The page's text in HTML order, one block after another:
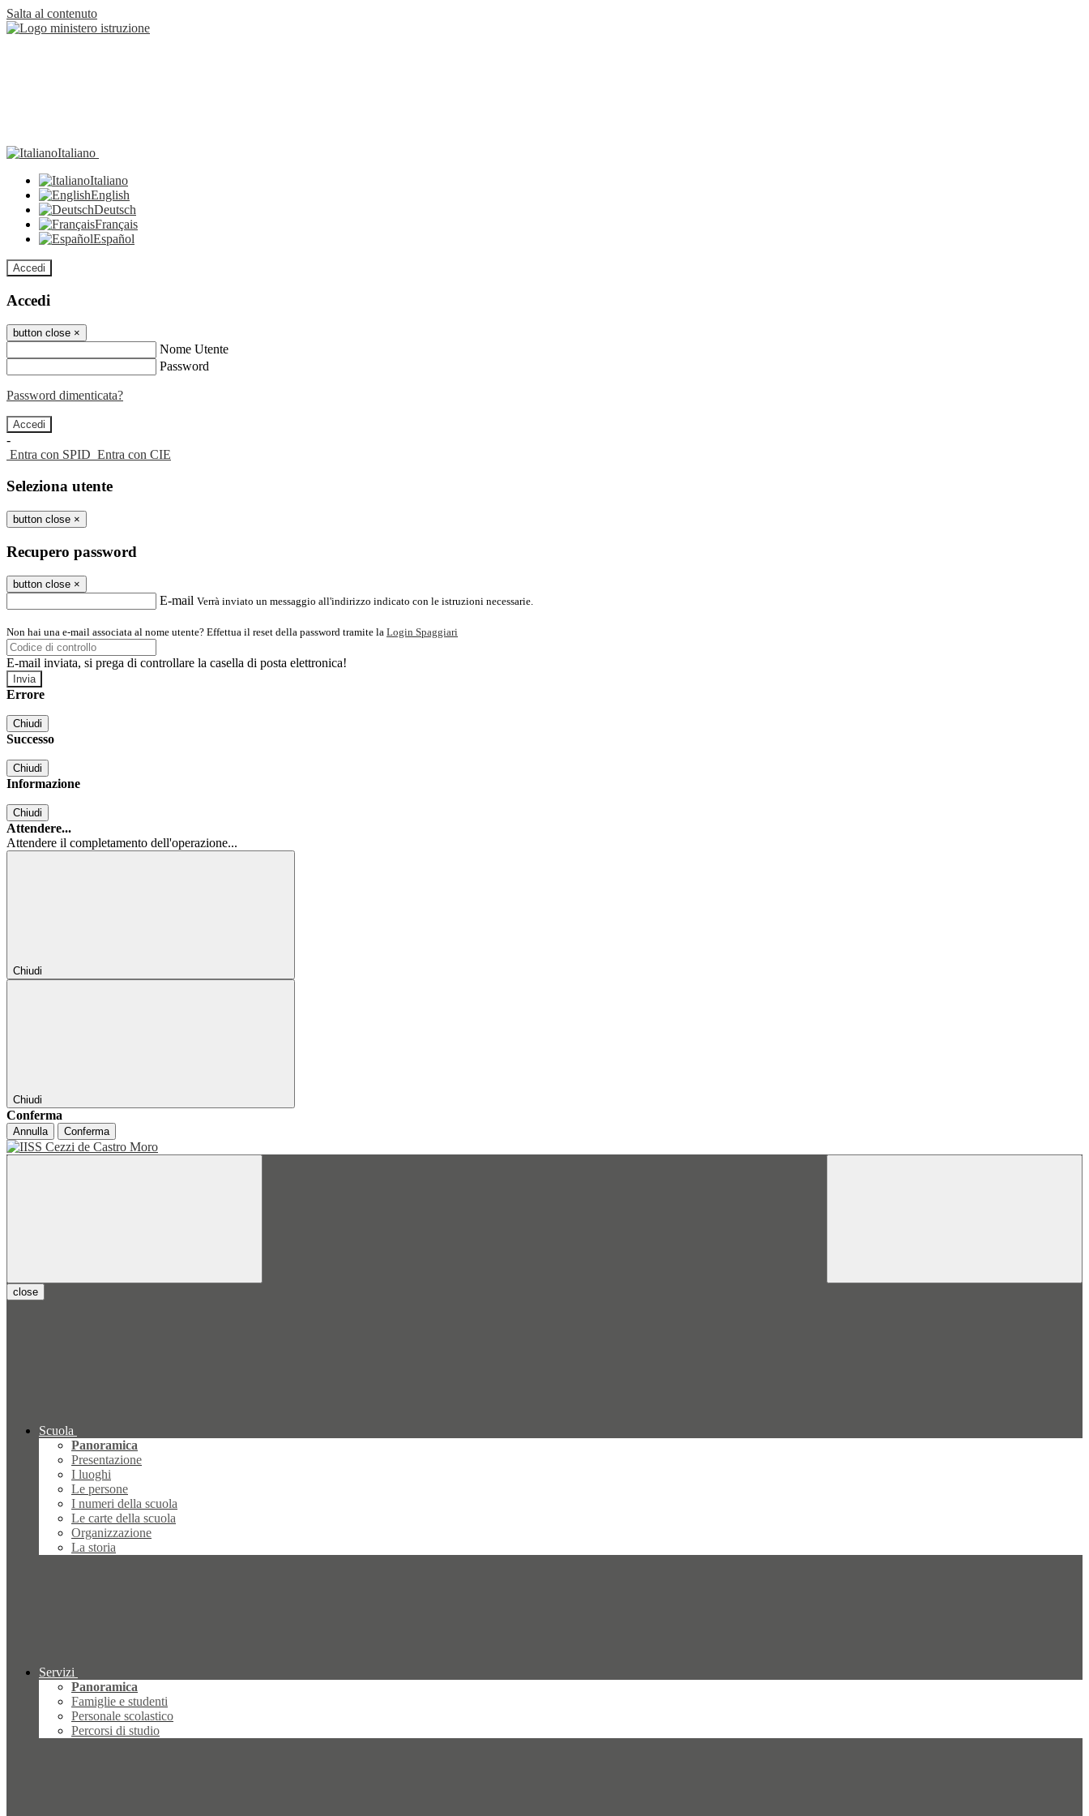
Salta al contenuto
Italiano
Italiano
English
Deutsch
Français
Español
Accedi
Accedi
button close ×
Nome Utente
Password
Password dimenticata?
-
Entra con SPID Entra con CIE
Seleziona utente
button close ×
Recupero password
button close ×
E-mail Verrà inviato un messaggio all'indirizzo indicato con le istruzioni necessarie.
Non hai una e-mail associata al nome utente? Effettua il reset della password tramite la Login Spaggiari
E-mail inviata, si prega di controllare la casella di posta elettronica!
Errore
Chiudi
Successo
Chiudi
Informazione
Chiudi
Attendere...
Attendere il completamento dell'operazione...
Chiudi
Chiudi
Conferma
Annulla Conferma
close
Scuola
Panoramica
Presentazione
I luoghi
Le persone
I numeri della scuola
Le carte della scuola
Organizzazione
La storia
Servizi
Panoramica
Famiglie e studenti
Personale scolastico
Percorsi di studio